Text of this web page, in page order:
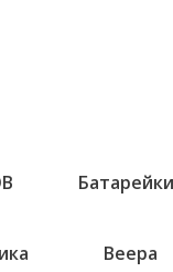
Батарейки
Веера